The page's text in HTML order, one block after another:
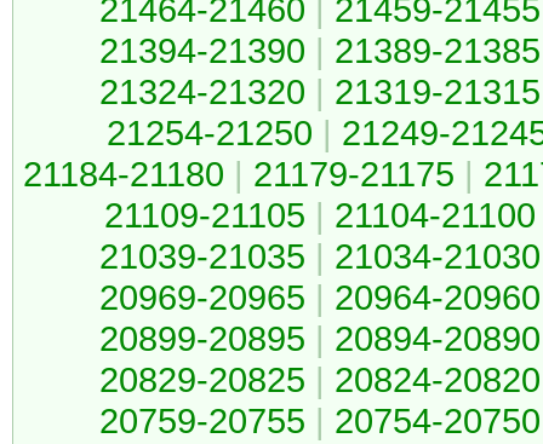
21464-21460 | 21459-21455
21394-21390 | 21389-21385
21324-21320 | 21319-21315
21254-21250 | 21249-
21184-21180 | 21179-21175 |
21109-21105 | 21104-21100
21039-21035 | 21034-21030
20969-20965 | 20964-20960
20899-20895 | 20894-20890
20829-20825 | 20824-20820
20759-20755 | 20754-20750